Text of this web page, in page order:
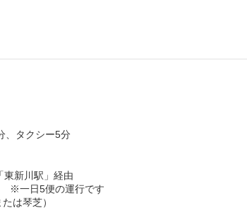
、タクシー5分
東新川駅」経由
※一日5便の運行です
は琴芝）